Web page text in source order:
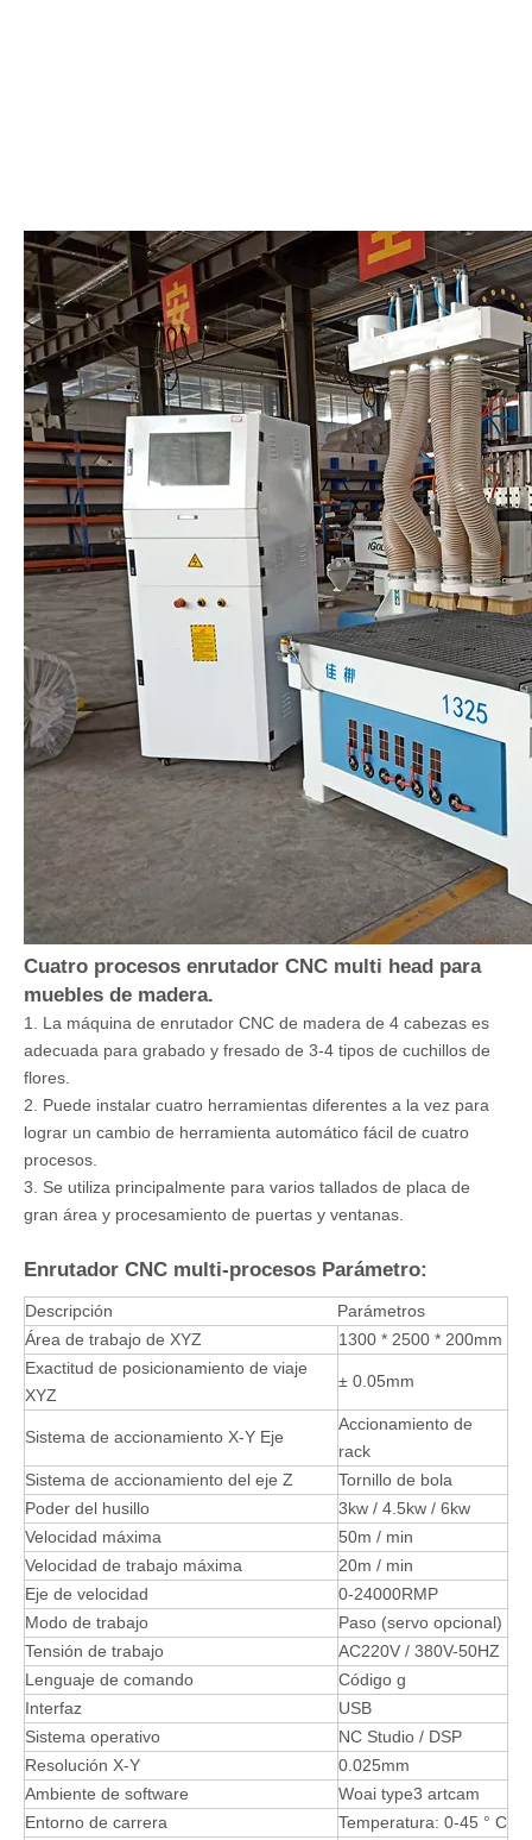
Cuatro procesos enrutador CNC multi head para
muebles de madera.
1. La máquina de enrutador CNC de madera de 4 cabezas es
adecuada para grabado y fresado de 3-4 tipos de cuchillos de
flores.
2. Puede instalar cuatro herramientas diferentes a la vez para
lograr un cambio de herramienta automático fácil de cuatro
procesos.
3. Se utiliza principalmente para varios tallados de placa de
gran área y procesamiento de puertas y ventanas.
Enrutador CNC multi-procesos Parámetro:
Descripción
Parámetros
Área de trabajo de XYZ
1300 * 2500 * 200mm
Exactitud de posicionamiento de viaje
XYZ
± 0.05mm
Sistema de accionamiento X-Y Eje
Accionamiento de
rack
Sistema de accionamiento del eje Z
Tornillo de bola
Poder del husillo
3kw / 4.5kw / 6kw
Velocidad máxima
50m / min
Velocidad de trabajo máxima
20m / min
Eje de velocidad
0-24000RMP
Modo de trabajo
Paso (servo opcional)
Tensión de trabajo
AC220V / 380V-50HZ
Lenguaje de comando
Código g
Interfaz
USB
Sistema operativo
NC Studio / DSP
Resolución X-Y
0.025mm
Ambiente de software
Woai type3 artcam
Entorno de carrera
Temperatura: 0-45 ° C